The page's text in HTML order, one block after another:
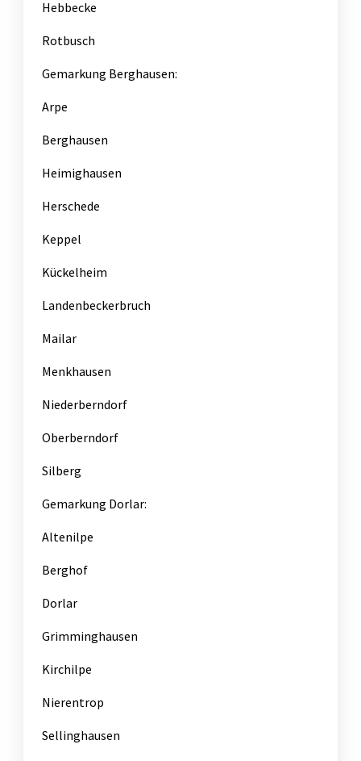
Hebbecke
Rotbusch
Gemarkung Berghausen:
Arpe
Berghausen
Heimighausen
Herschede
Keppel
Kückelheim
Landenbeckerbruch
Mailar
Menkhausen
Niederberndorf
Oberberndorf
Silberg
Gemarkung Dorlar:
Altenilpe
Berghof
Dorlar
Grimminghausen
Kirchilpe
Nierentrop
Sellinghausen